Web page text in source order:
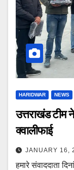
HARIDWAR NEWS
उत्तराखंड टीम
क्वालीफाई
JANUARY 16,
हमारे संवाददाता